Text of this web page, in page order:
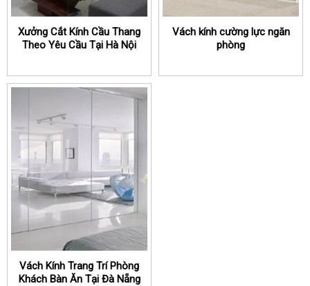
Xưởng Cắt Kính Cầu Thang
Theo Yêu Cầu Tại Hà Nội
Vách kính cường lực ngăn
phòng
Vách Kính Trang Trí Phòng
Khách Bàn Ăn Tại Đà Nẵng